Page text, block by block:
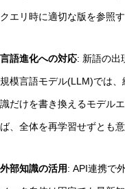
クエリ時に適切な版を参照
言語進化への対応: 新語の出
規模言語モデル(LLM)では
識だけを書き換えるモデル
ば、全体を再学習せずとも
外部知識の活用: API連携で